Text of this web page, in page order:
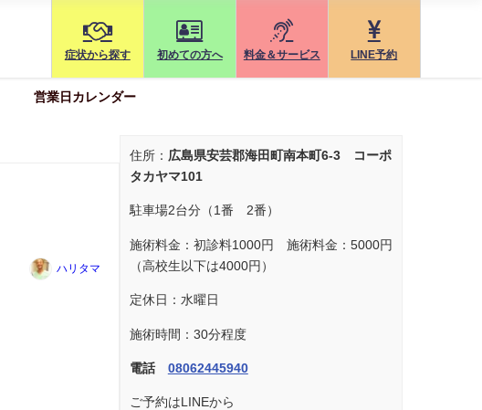
症状から探す 初めての方へ 料金＆サービス LINE予約
営業日カレンダー
ハリタマ
住所： 広島県安芸郡海田町南本町6-3 コーポ
タカヤマ101
駐車場2台分（1番 2番）
施術料金：初診料1000円 施術料金：5000円
（高校生以下は4000円）
定休日：水曜日
施術時間：30分程度
電話 08062445940
ご予約はLINEから